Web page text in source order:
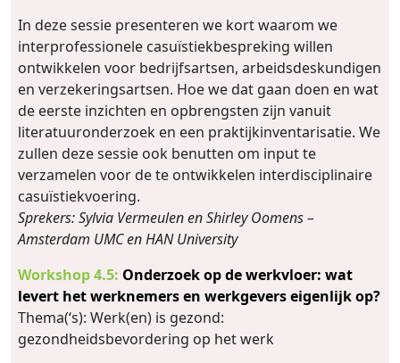
In deze sessie presenteren we kort waarom we
interprofessionele casuïstiekbespreking willen
ontwikkelen voor bedrijfsartsen, arbeidsdeskundigen
en verzekeringsartsen. Hoe we dat gaan doen en wat
de eerste inzichten en opbrengsten zijn vanuit
literatuuronderzoek en een praktijkinventarisatie. We
zullen deze sessie ook benutten om input te
verzamelen voor de te ontwikkelen interdisciplinaire
casuïstiekvoering.
Sprekers: Sylvia Vermeulen en Shirley Oomens –
Amsterdam UMC en HAN University
Workshop 4.5: Onderzoek op de werkvloer: wat
levert het werknemers en werkgevers eigenlijk op?
Thema(‘s): Werk(en) is gezond:
gezondheidsbevordering op het werk